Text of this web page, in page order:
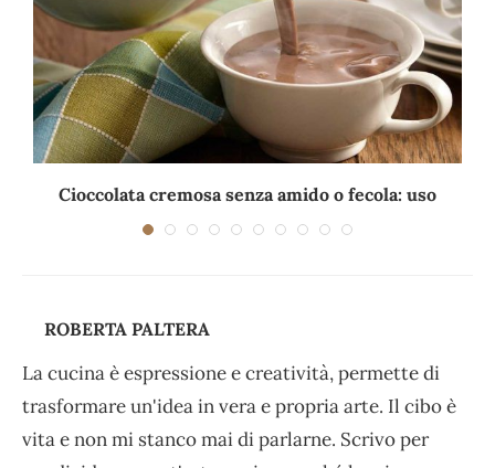
Cioccolata cremosa senza amido o fecola: uso
solo...
ROBERTA PALTERA
La cucina è espressione e creatività, permette di
trasformare un'idea in vera e propria arte. Il cibo è
vita e non mi stanco mai di parlarne. Scrivo per